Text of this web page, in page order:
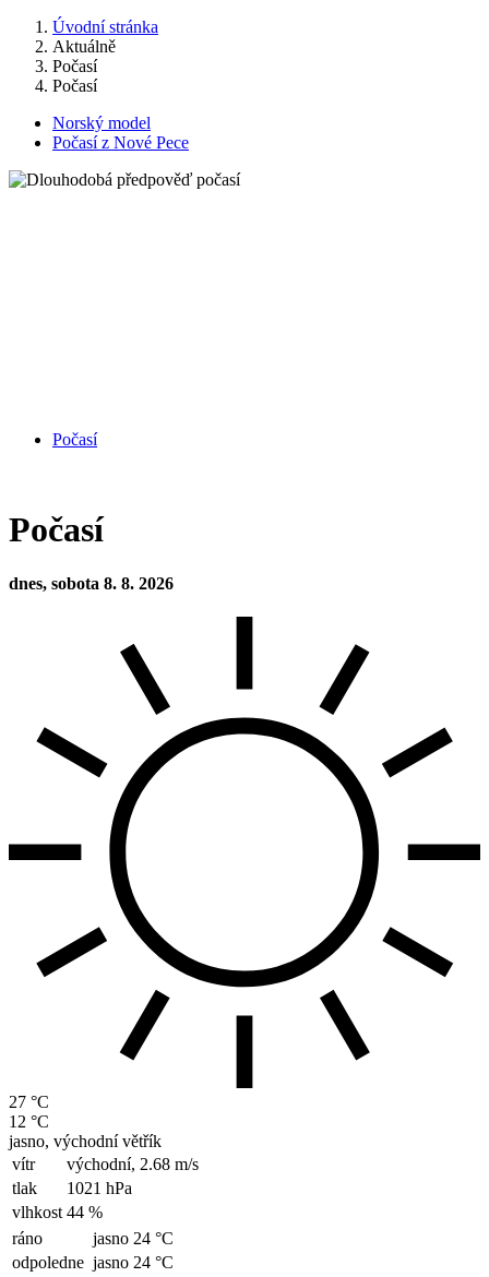
Úvodní stránka
Aktuálně
Počasí
Počasí
Norský model
Počasí z Nové Pece
Počasí
Počasí
dnes, sobota 8. 8. 2026
27 °C
12 °C
jasno, východní větřík
vítr
východní, 2.68 m/s
tlak
1021 hPa
vlhkost 44 %
ráno
jasno 24 °C
odpoledne jasno 24 °C